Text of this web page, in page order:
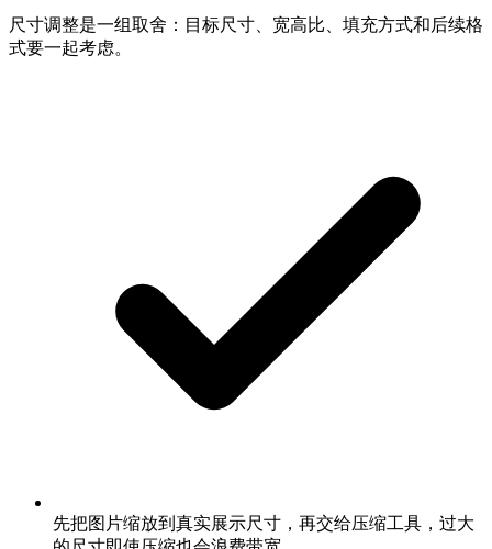
尺寸调整是一组取舍：目标尺寸、宽高比、填充方式和后续格
式要一起考虑。
先把图片缩放到真实展示尺寸，再交给压缩工具，过大